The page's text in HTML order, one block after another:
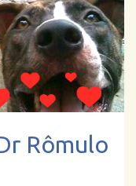
Rômulo